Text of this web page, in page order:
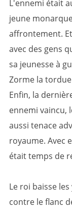
L'ennemi était
jeune
affrontement.
avec des gens
sa jeunesse à
Zorme la
Enfin, la
ennemi vaincu,
aussi tenace
royaume. Avec
était temps de
Le roi baisse
contre le flanc